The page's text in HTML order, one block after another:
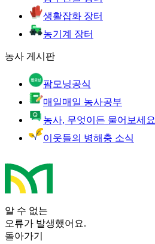
생활잡화 장터
농기계 장터
농사 게시판
팜모닝공식
매일매일 농사공부
농사, 무엇이든 물어보세요
이웃들의 병해충 소식
알 수 없는
오류가 발생했어요.
돌아가기